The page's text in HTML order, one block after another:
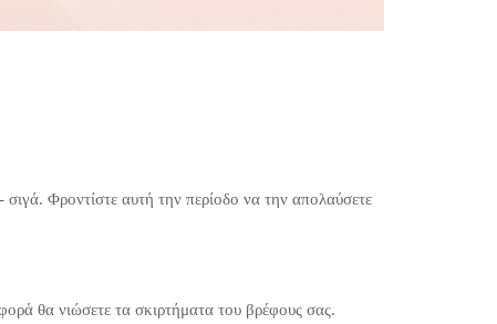
Φροντίστε αυτή την περίοδο να την απολαύσετε
θα νιώσετε τα σκιρτήματα του βρέφους σας.